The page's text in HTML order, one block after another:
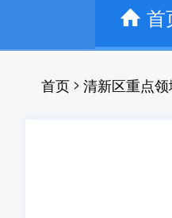
首
首页 > 清新区重点